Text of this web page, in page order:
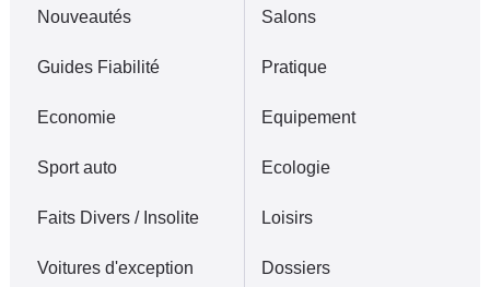
Utilitaires
Flottes
Nouveautés
Guides Fiabilité
Economie
Sport auto
Faits Divers / Insolite
Voitures d'exception
Salons
Pratique
Equipement
Ecologie
Loisirs
Dossiers